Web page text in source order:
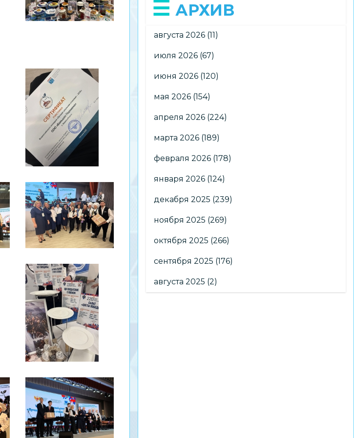
АРХИВ
августа 2026 (11)
июля 2026 (67)
июня 2026 (120)
мая 2026 (154)
апреля 2026 (224)
марта 2026 (189)
февраля 2026 (178)
января 2026 (124)
декабря 2025 (239)
ноября 2025 (269)
октября 2025 (266)
сентября 2025 (176)
августа 2025 (2)